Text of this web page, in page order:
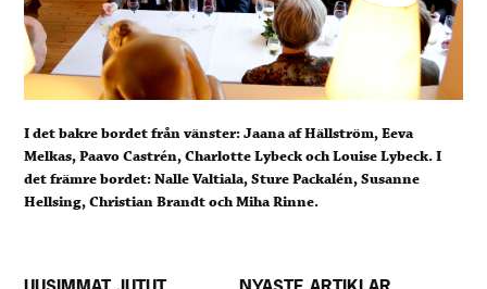
I det bakre bordet från vänster: Jaana af Hällström, Eeva
Melkas, Paavo Castrén, Charlotte Lybeck och Louise Lybeck. I
det främre bordet: Nalle Valtiala, Sture Packalén, Susanne
Hellsing, Christian Brandt och Miha Rinne.